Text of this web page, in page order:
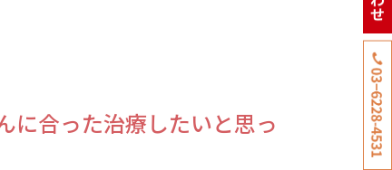
に合った治療したいと思っ